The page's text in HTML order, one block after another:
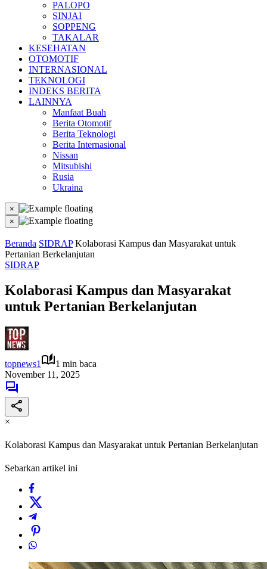
PALOPO
SINJAI
SOPPENG
TAKALAR
KESEHATAN
OTOMOTIF
INTERNASIONAL
TEKNOLOGI
INDEKS BERITA
LAINNYA
Manfaat Buah
Berita Otomotif
Berita Teknologi
Berita Internasional
Nissan
Mitsubishi
Rusia
Ukraina
×
×
Beranda SIDRAP Kolaborasi Kampus dan Masyarakat untuk
Pertanian Berkelanjutan
SIDRAP
Kolaborasi Kampus dan Masyarakat
untuk Pertanian Berkelanjutan
topnews1
1 min baca
November 11, 2025
×
Kolaborasi Kampus dan Masyarakat untuk Pertanian Berkelanjutan
Sebarkan artikel ini